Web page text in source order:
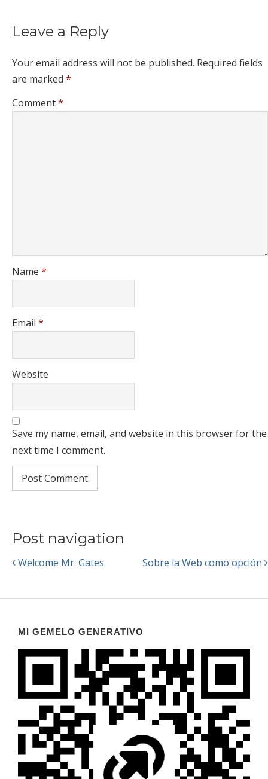
Leave a Reply
Your email address will not be published. Required fields
are marked *
Comment*
Name *
Email *
Website
Save my name, email, and website in this browser for the
next time I comment.
Post navigation
Welcome Mr. Gates Sobre la Web como opción
MI GEMELO GENERATIVO